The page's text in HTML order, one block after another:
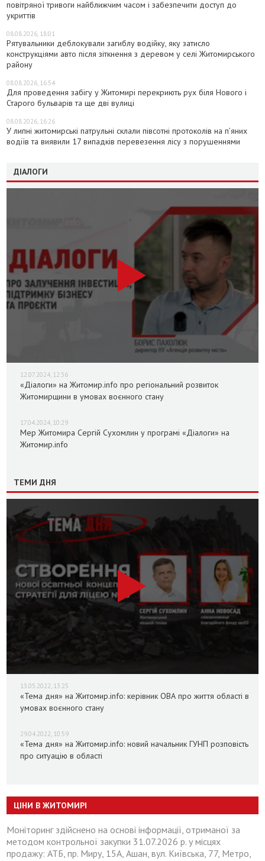
повітряної тривоги найближчим часом і забезпечити доступ до
укриттів
08.08.2026, 18:01
Рятувальники деблокували загиблу водійку, яку затисло
конструкціями авто після зіткнення з деревом у селі Житомирського
району
08.08.2026, 16:54
Для проведення забігу у Житомирі перекриють рух біля Нового і
Старого бульварів та ще дві вулиці
08.08.2026, 16:26
У липні житомирські патрульні склали півсотні протоколів на пʼяних
водіїв та виявили 17 випадків перевезення лісу з порушеннями
ДІАЛОГИ
12.07.2024, 12:36
«Діалоги» на Житомир.info про регіональний розвиток
Житомирщини в умовах воєнного стану
17.04.2024, 10:29
Мер Житомира Сергій Сухомлин у програмі «Діалоги» на
Житомир.info
ТЕМИ ДНЯ
13.05.2022, 13:25
«Тема дня» на Житомир.info: керівник ОВА про життя області в
умовах воєнного стану
29.04.2022, 10:59
«Тема дня» на Житомир.info: новий начальник ГУНП розповість
про ситуацію в області
ЦІНИ В ЖИТОМИРІ
Моніторинг здійснено на основі інформації, отриманої за
методом контрольної закупки 31.07.2026 р. у місцях
продажу: АТБ, пр. Миру, 15А, Ашан, вул. Київська, 77, Метро,